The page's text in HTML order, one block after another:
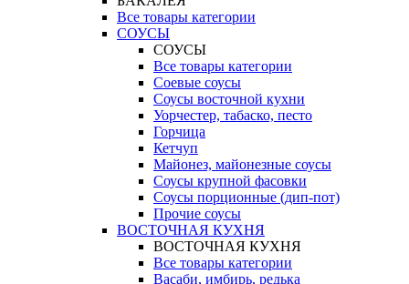
Все товары категории
СОУСЫ
СОУСЫ
Все товары категории
Соевые соусы
Соусы восточной кухни
Уорчестер, табаско, песто
Горчица
Кетчуп
Майонез, майонезные соусы
Соусы крупной фасовки
Соусы порционные (дип-пот)
Прочие соусы
ВОСТОЧНАЯ КУХНЯ
ВОСТОЧНАЯ КУХНЯ
Все товары категории
Васаби, имбирь, редька